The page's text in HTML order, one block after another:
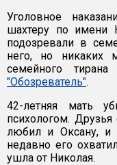
Уголовное
шахтеру по имени
подозревали в
него, но никаких
семейного
"Обозреватель".
42-летняя мать
психологом.
любил и Оксану, и
недавно его
ушла от Николая.